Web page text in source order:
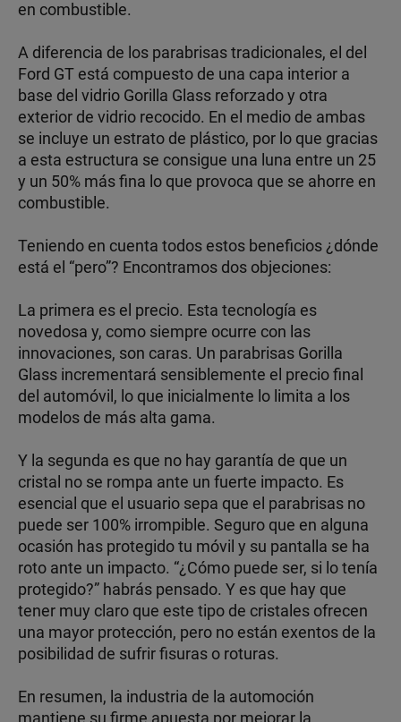
en combustible.
A diferencia de los parabrisas tradicionales, el del
Ford GT está compuesto de una capa interior a
base del vidrio Gorilla Glass reforzado y otra
exterior de vidrio recocido. En el medio de ambas
se incluye un estrato de plástico, por lo que gracias
a esta estructura se consigue una luna entre un 25
y un 50% más fina lo que provoca que se ahorre en
combustible.
Teniendo en cuenta todos estos beneficios ¿dónde
está el “pero”? Encontramos dos objeciones:
La primera es el precio. Esta tecnología es
novedosa y, como siempre ocurre con las
innovaciones, son caras. Un parabrisas Gorilla
Glass incrementará sensiblemente el precio final
del automóvil, lo que inicialmente lo limita a los
modelos de más alta gama.
Y la segunda es que no hay garantía de que un
cristal no se rompa ante un fuerte impacto. Es
esencial que el usuario sepa que el parabrisas no
puede ser 100% irrompible. Seguro que en alguna
ocasión has protegido tu móvil y su pantalla se ha
roto ante un impacto. “¿Cómo puede ser, si lo tenía
protegido?” habrás pensado. Y es que hay que
tener muy claro que este tipo de cristales ofrecen
una mayor protección, pero no están exentos de la
posibilidad de sufrir fisuras o roturas.
En resumen, la industria de la automoción
mantiene su firme apuesta por mejorar la